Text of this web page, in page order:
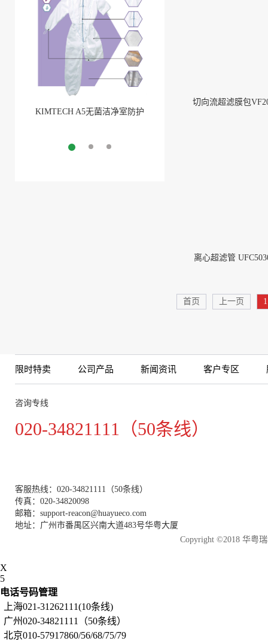
KIMTECH A5无菌洁净室防护
切向流超滤膜包
离心超滤管
首页 上一页 1
限时特卖 公司产品 新闻资讯 客户专区
咨询专线
020-34821111（50条线）
客服热线：020-34821111（50条线）
传真：020-34820098
邮箱：support-reacon@huayueco.com
地址：广州市番禺区兴南大道483号华粤大厦
Copyright ©2018 华粤
X
5
电话号码管理
上海021-31262111(10条线)
广州020-34821111（50条线）
北京010-57917860/56/68/75/79